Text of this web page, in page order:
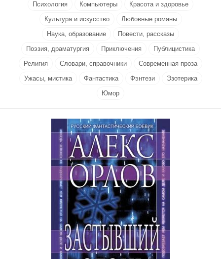
Психология
Компьютеры
Красота и здоровье
Культура и искусство
Любовные романы
Наука, образование
Повести, рассказы
Поэзия, драматургия
Приключения
Публицистика
Религия
Словари, справочники
Современная проза
Ужасы, мистика
Фантастика Фэнтези
Эзотерика
Юмор